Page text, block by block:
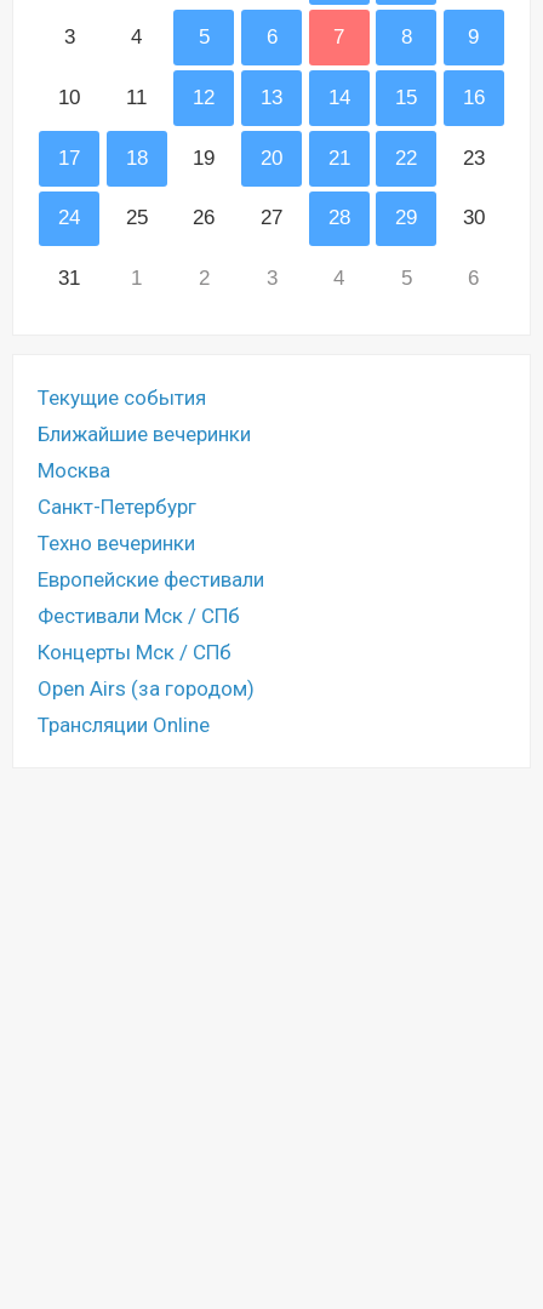
3 4 5 6 7 8 9
10 11 12 13 14 15 16
17 18 19 20 21 22 23
24 25 26 27 28 29 30
31 1 2 3 4 5 6
Текущие события
Ближайшие вечеринки
Москва
Санкт-Петербург
Техно вечеринки
Европейские фестивали
Фестивали Мск / СПб
Концерты Мск / СПб
Open Airs (за городом)
Трансляции Online